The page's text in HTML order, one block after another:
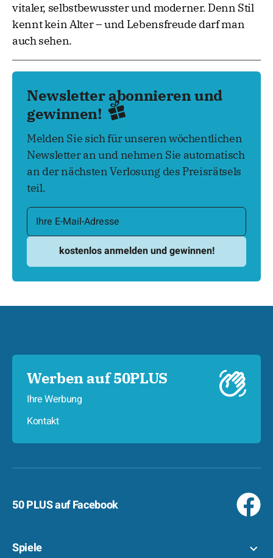
vitaler, selbstbewusster und moderner. Denn Stil
kennt kein Alter – und Lebensfreude darf man
auch sehen.
Newsletter abonnieren und
gewinnen!
Melden Sie sich für unseren wöchentlichen
Newsletter an und nehmen Sie automatisch
an der nächsten Verlosung des Preisrätsels
teil.
Werben auf 50PLUS
Ihre Werbung
Kontakt
50 PLUS auf Facebook
Spiele